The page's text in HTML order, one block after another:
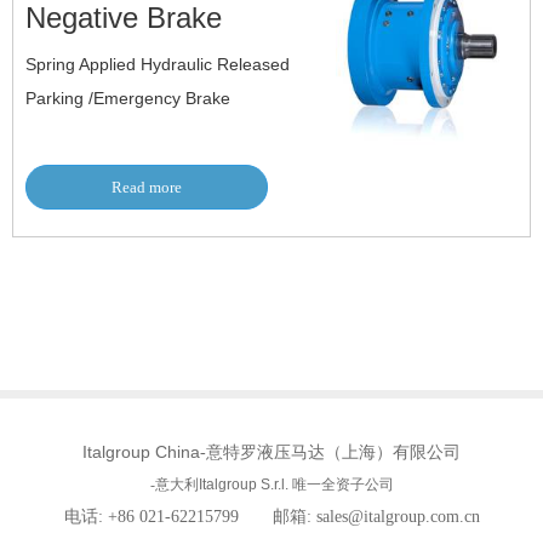
Negative Brake
Spring Applied Hydraulic Released
Parking /Emergency Brake
Read more
Italgroup China-意特罗液压马达（上海）有限公司
-意大利 Italgroup S.r.l. 唯一全资子公司
电话: +86 021-62215799 邮箱: sales@italgroup.com.cn